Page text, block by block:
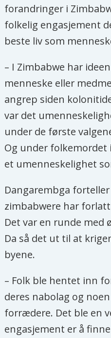
forandringer i
folkelig engasjement
beste liv som
– I Zimbabwe har
menneske eller
angrep siden
var det
under de første
Og under folkemordet
et umenneskelighet
Dangarembga
zimbabwere har
Det var en runde med
Da så det ut til at
byene.
– Folk ble hentet inn
deres nabolag og
forrædere. Det ble en
engasjement er å